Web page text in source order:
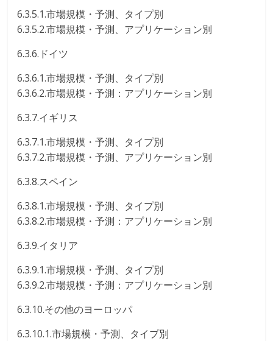
6.3.5.1.市場規模・予測、タイプ別
6.3.5.2.市場規模・予測、アプリケーション別
6.3.6.ドイツ
6.3.6.1.市場規模・予測、タイプ別
6.3.6.2.市場規模・予測：アプリケーション別
6.3.7.イギリス
6.3.7.1.市場規模・予測、タイプ別
6.3.7.2.市場規模・予測、アプリケーション別
6.3.8.スペイン
6.3.8.1.市場規模・予測、タイプ別
6.3.8.2.市場規模・予測：アプリケーション別
6.3.9.イタリア
6.3.9.1.市場規模・予測、タイプ別
6.3.9.2.市場規模・予測：アプリケーション別
6.3.10.その他のヨーロッパ
6.3.10.1.市場規模・予測、タイプ別